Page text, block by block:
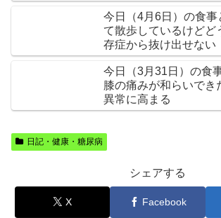
今日（4月6日）の食
て散歩しているけどど
存症から抜け出せない
今日（3月31日）の食
膝の痛みが和らいでき
異常に高まる
日記・健康・糖尿病
シェアする
X Facebook